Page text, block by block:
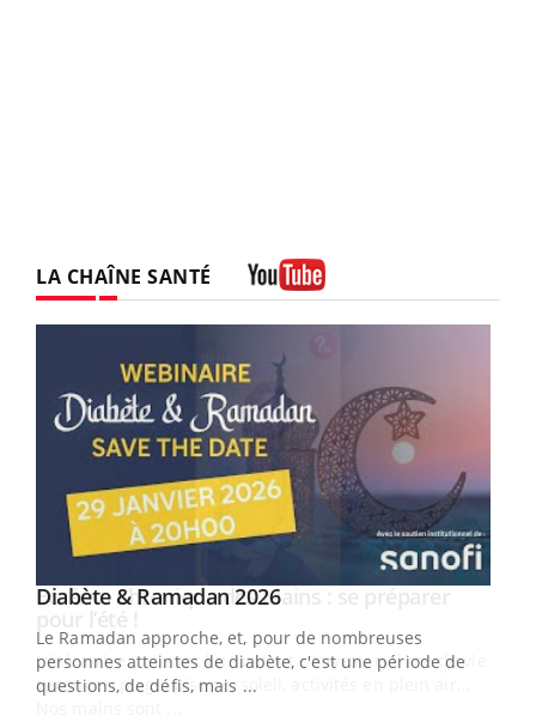
LA CHAÎNE SANTÉ
Youtube
Diabète & Ramadan 2026Youtube
Le Ramadan approche, et, pour de nombreuses
personnes atteintes de diabète, c'est une période de
questions, de défis, mais ...